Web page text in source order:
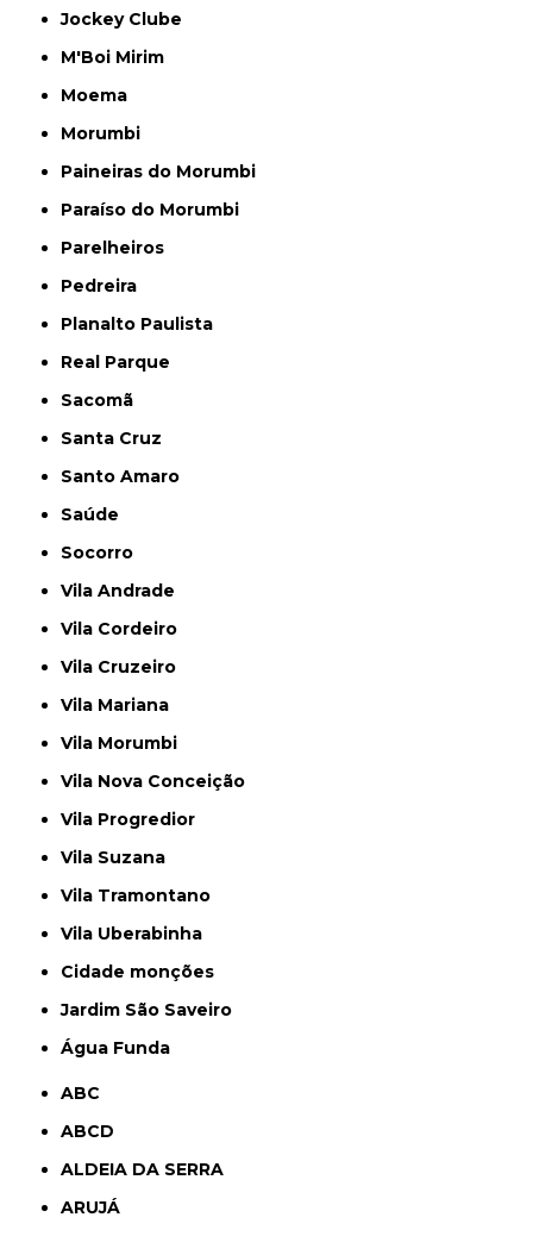
Jockey Clube
M'Boi Mirim
Moema
Morumbi
Paineiras do Morumbi
Paraíso do Morumbi
Parelheiros
Pedreira
Planalto Paulista
Real Parque
Sacomã
Santa Cruz
Santo Amaro
Saúde
Socorro
Vila Andrade
Vila Cordeiro
Vila Cruzeiro
Vila Mariana
Vila Morumbi
Vila Nova Conceição
Vila Progredior
Vila Suzana
Vila Tramontano
Vila Uberabinha
cidade monções
jardim São Saveiro
Água Funda
ABC
ABCD
ALDEIA DA SERRA
ARUJÁ